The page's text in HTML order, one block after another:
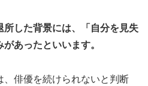
した背景には、「自分を見失
あったといいます。
俳優を続けられないと判断